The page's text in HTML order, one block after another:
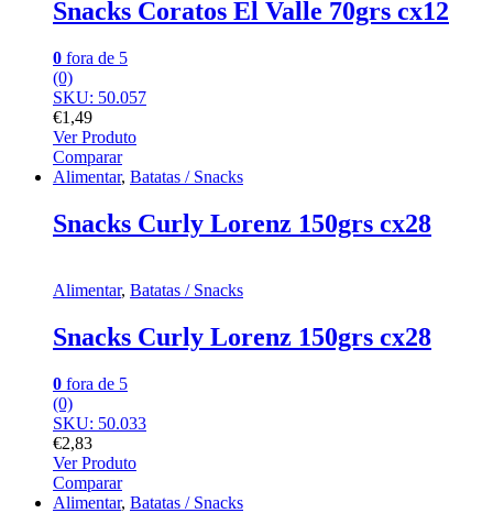
Snacks Coratos El Valle 70grs cx12
0 fora de 5
(0)
SKU: 50.057
€1,49
Ver Produto
Comparar
Alimentar, Batatas / Snacks
Snacks Curly Lorenz 150grs cx28
Alimentar, Batatas / Snacks
Snacks Curly Lorenz 150grs cx28
0 fora de 5
(0)
SKU: 50.033
€2,83
Ver Produto
Comparar
Alimentar, Batatas / Snacks